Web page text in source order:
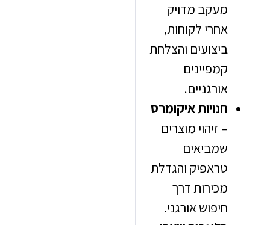
מעקב מדויק
אחרי לקוחות,
ביצועים והצלחת
קמפיינים
אורגניים.
חנויות איקומרס
– זיהוי מוצרים
שמביאים
טראפיק והגדלת
מכירות דרך
חיפוש אורגני.